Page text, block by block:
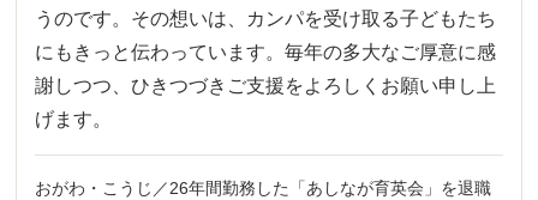
うのです。その想いは、カンパを受け取る子どもたち
にもきっと伝わっています。毎年の多大なご厚意に感
謝しつつ、ひきつづきご支援をよろしくお願い申し上
げます。
おがわ・こうじ／26年間勤務した「あしなが育英会」を退職